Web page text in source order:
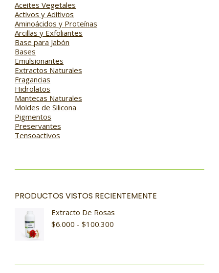
Aceites Vegetales
Activos y Aditivos
Aminoácidos y Proteínas
Arcillas y Exfoliantes
Base para Jabón
Bases
Emulsionantes
Extractos Naturales
Fragancias
Hidrolatos
Mantecas Naturales
Moldes de Silicona
Pigmentos
Preservantes
Tensoactivos
PRODUCTOS VISTOS RECIENTEMENTE
Extracto De Rosas
$6.000 - $100.300